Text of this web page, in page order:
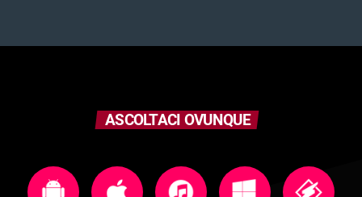
ASCOLTACI OVUNQUE